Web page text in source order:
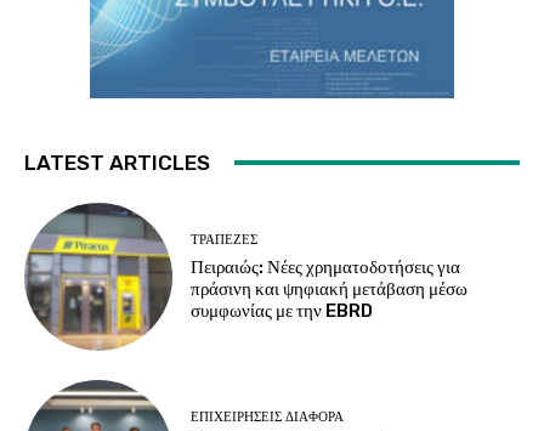
LATEST ARTICLES
ΤΡΆΠΕΖΕΣ
Πειραιώς: Νέες χρηματοδοτήσεις για
πράσινη και ψηφιακή μετάβαση μέσω
συμφωνίας με την EBRD
ΕΠΙΧΕΙΡΉΣΕΙΣ ΔΙΆΦΟΡΑ